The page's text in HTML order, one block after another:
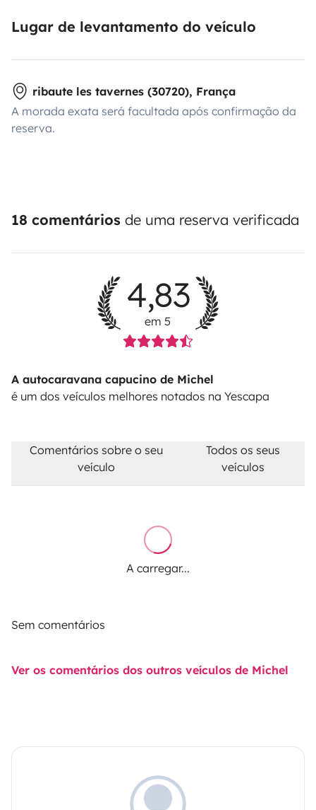
Lugar de levantamento do veículo
ribaute les tavernes (30720), França
A morada exata será facultada após confirmação da
reserva.
18 comentários de uma reserva verificada
4,83
em 5
A autocaravana capucino de Michel
é um dos veículos melhores notados na Yescapa
Comentários sobre o seu
veículo
Todos os seus
veículos
A carregar...
Sem comentários
Ver os comentários dos outros veículos de Michel